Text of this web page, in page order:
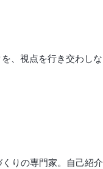
、視点を行き交わしな
りの専門家。自己紹介